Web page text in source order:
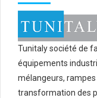
Tunitaly société de
équipements
mélangeurs,
transformation des